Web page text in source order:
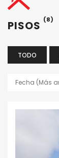
PISOS (8)
TODO
Fecha (Más